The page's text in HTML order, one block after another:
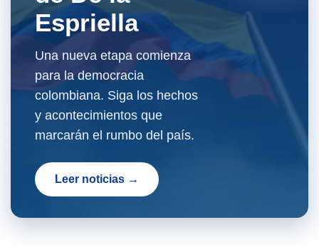
Espriella
Una nueva etapa comienza
para la democracia
colombiana. Siga los hechos
y acontecimientos que
marcarán el rumbo del país.
Leer noticias →